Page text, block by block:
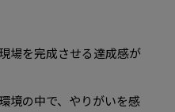
場を完成させる達成感が
境の中で、やりがいを感